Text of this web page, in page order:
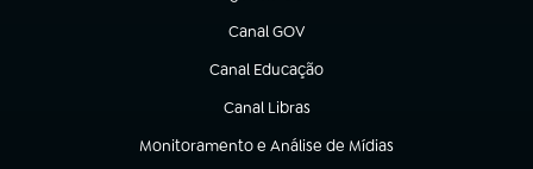
Canal GOV
(abre em nova aba)
Canal Educação
(abre em nova aba)
Canal Libras
(abre em nova aba)
Monitoramento e Análise de Mídias
(abre em nova aba)